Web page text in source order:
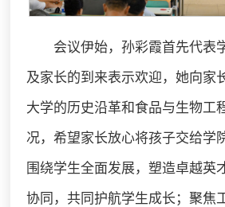
会议伊始，孙彩霞首先代表
及家长的到来表示欢迎，她向家
大学的历史沿革和食品与生物工
况，希望家长放心将孩子交给学
围绕学生全面发展，塑造卓越英
协同，共同护航学生成长；聚焦